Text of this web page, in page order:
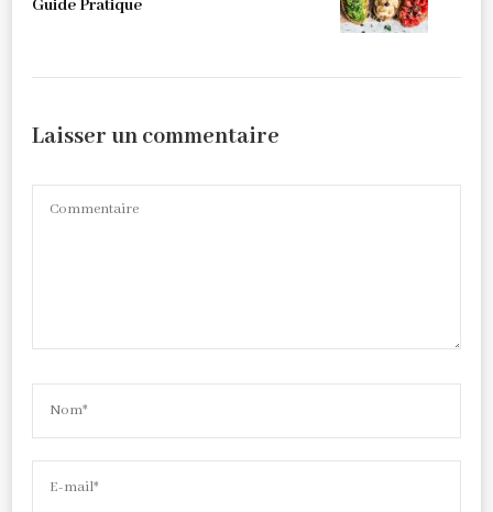
Guide Pratique
Laisser un commentaire